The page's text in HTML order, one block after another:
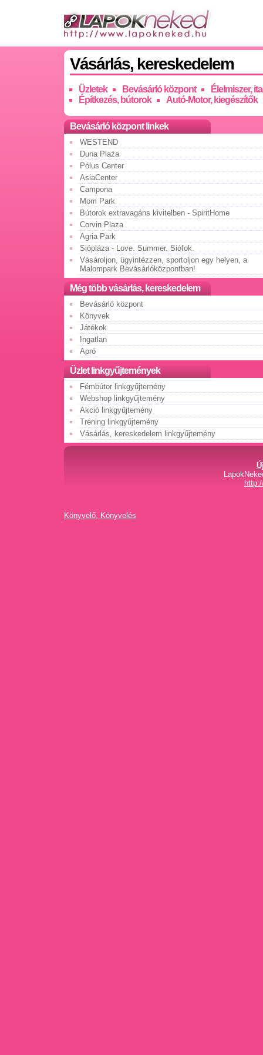
Vásárlás, kereskedelem
Üzletek Bevásárló központ
Élelmiszer,
Építkezés, bútorok
Autó-Motor, kiegészítők
Bevásárló központ linkek
WESTEND
Duna Plaza
Pólus Center
AsiaCenter
Campona
Mom Park
Bútorok extravagáns kivitelben - SpiritHome
Corvin Plaza
Agria Park
Siópláza - Love. Summer. Siófok.
Vásároljon, ügyintézzen, sportoljon egy helyen, a
Malompark Bevásárlóközpontban!
Még több vásárlás, kereskedelem
Bevásárló központ
Könyvek
Játékok
Ingatlan
Apró
Üzlet linkgyűjtemények
Fémbútor linkgyűjtemény
Webshop linkgyűjtemény
Akció linkgyűjtemény
Tréning linkgyűjtemény
Vásárlás, kereskedelem linkgyűjtemény
Könyvelő, Könyvelés